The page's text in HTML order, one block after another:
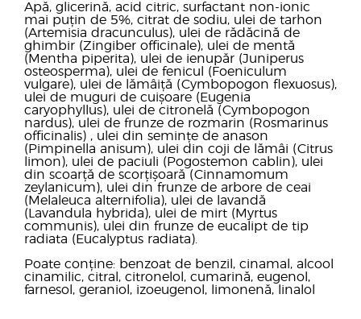
Apă, glicerină, acid citric, surfactant non-ionic
mai puțin de 5%, citrat de sodiu, ulei de tarhon
(Artemisia dracunculus), ulei de rădăcină de
ghimbir (Zingiber officinale), ulei de mentă
(Mentha piperita), ulei de ienupăr (Juniperus
osteosperma), ulei de fenicul (Foeniculum
vulgare), ulei de lămâiță (Cymbopogon flexuosus),
ulei de muguri de cuișoare (Eugenia
caryophyllus), ulei de citronelă (Cymbopogon
nardus), ulei de frunze de rozmarin (Rosmarinus
officinalis) , ulei din semințe de anason
(Pimpinella anisum), ulei din coji de lămâi (Citrus
limon), ulei de paciuli (Pogostemon cablin), ulei
din scoarță de scorțișoară (Cinnamomum
zeylanicum), ulei din frunze de arbore de ceai
(Melaleuca alternifolia), ulei de lavandă
(Lavandula hybrida), ulei de mirt (Myrtus
communis), ulei din frunze de eucalipt de tip
radiata (Eucalyptus radiata).
Poate conține: benzoat de benzil, cinamal, alcool
cinamilic, citral, citronelol, cumarină, eugenol,
farnesol, geraniol, izoeugenol, limonenă, linalol